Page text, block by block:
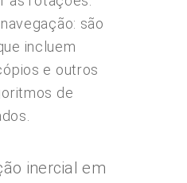
são
incluem
e outros
de
inercial em